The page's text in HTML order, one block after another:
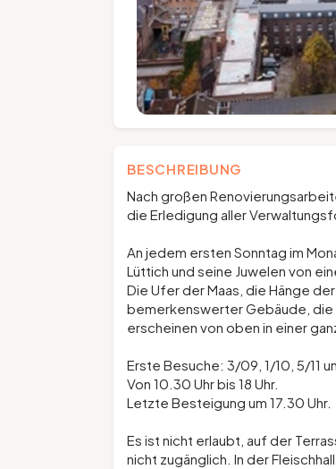
BESCHREIBUNG
Nach großen
die Erledigung aller
An jedem ersten Sonntag im
Lüttich und seine Juwelen von
Die Ufer der Maas, die Hänge
bemerkenswerter Gebäude, die
erscheinen von oben in einer
Erste Besuche: 3/09, 1/10, 5/11
Von 10.30 Uhr bis 18 Uhr.
Letzte Besteigung um 17.30 Uhr.
Es ist nicht erlaubt, auf der
nicht zugänglich. In der